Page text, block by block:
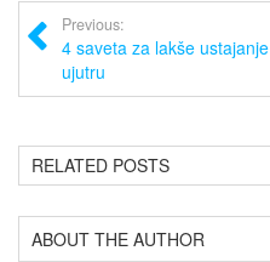
Previous:
4 saveta za lakše ustajanje
ujutru
RELATED POSTS
ABOUT THE AUTHOR